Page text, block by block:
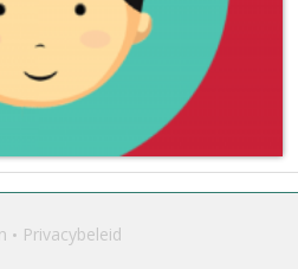
Privacybeleid